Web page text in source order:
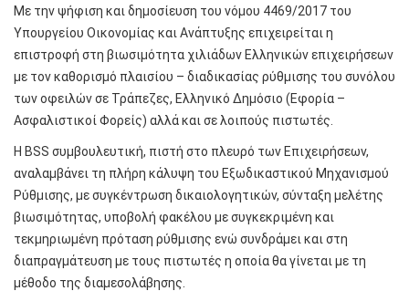
Με την ψήφιση και δημοσίευση του νόμου 4469/2017 του
Υπουργείου Οικονομίας και Ανάπτυξης επιχειρείται η
επιστροφή στη βιωσιμότητα χιλιάδων Ελληνικών επιχειρήσεων
με τον καθορισμό πλαισίου – διαδικασίας ρύθμισης του συνόλου
των οφειλών σε Τράπεζες, Ελληνικό Δημόσιο (Εφορία –
Ασφαλιστικοί Φορείς) αλλά και σε λοιπούς πιστωτές.
Η BSS συμβουλευτική, πιστή στο πλευρό των Επιχειρήσεων,
αναλαμβάνει τη πλήρη κάλυψη του Εξωδικαστικού Μηχανισμού
Ρύθμισης, με συγκέντρωση δικαιολογητικών, σύνταξη μελέτης
βιωσιμότητας, υποβολή φακέλου με συγκεκριμένη και
τεκμηριωμένη πρόταση ρύθμισης ενώ συνδράμει και στη
διαπραγμάτευση με τους πιστωτές η οποία θα γίνεται με τη
μέθοδο της διαμεσολάβησης.